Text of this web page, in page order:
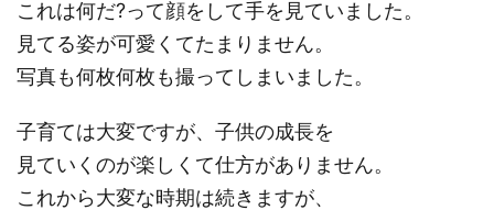
これは何だ?って顔をして手を見ていました。
見てる姿が可愛くてたまりません。
写真も何枚何枚も撮ってしまいました。
子育ては大変ですが、子供の成長を
見ていくのが楽しくて仕方がありません。
これから大変な時期は続きますが、